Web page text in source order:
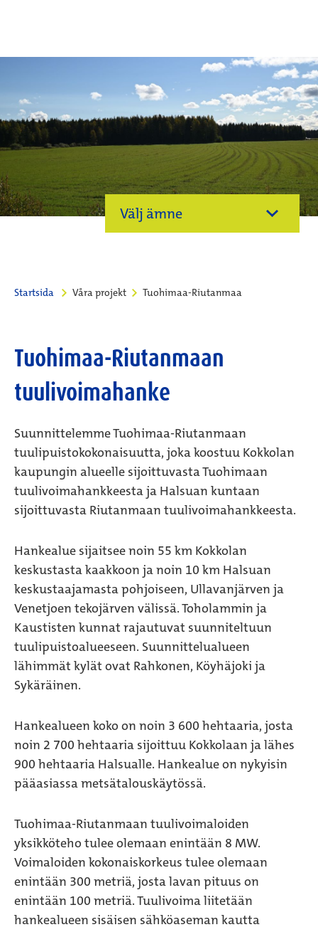
Välj ämne
Startsida Våra projekt Tuohimaa-Riutanmaa
Tuohimaa-Riutanmaan
tuulivoimahanke
Suunnittelemme Tuohimaa-Riutanmaan
tuulipuistokokonaisuutta, joka koostuu Kokkolan
kaupungin alueelle sijoittuvasta Tuohimaan
tuulivoimahankkeesta ja Halsuan kuntaan
sijoittuvasta Riutanmaan tuulivoimahankkeesta.
Hankealue sijaitsee noin 55 km Kokkolan
keskustasta kaakkoon ja noin 10 km Halsuan
keskustaajamasta pohjoiseen, Ullavanjärven ja
Venetjoen tekojärven välissä. Toholammin ja
Kaustisten kunnat rajautuvat suunniteltuun
tuulipuistoalueeseen. Suunnittelualueen
lähimmät kylät ovat Rahkonen, Köyhäjoki ja
Sykäräinen.
Hankealueen koko on noin 3 600 hehtaaria, josta
noin 2 700 hehtaaria sijoittuu Kokkolaan ja lähes
900 hehtaaria Halsualle. Hankealue on nykyisin
pääasiassa metsätalouskäytössä.
Tuohimaa-Riutanmaan tuulivoimaloiden
yksikköteho tulee olemaan enintään 8 MW.
Voimaloiden kokonaiskorkeus tulee olemaan
enintään 300 metriä, josta lavan pituus on
enintään 100 metriä. Tuulivoima liitetään
hankealueen sisäisen sähköaseman kautta